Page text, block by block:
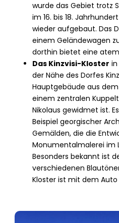
wurde das Gebiet trotz
im 16. bis 18.
wieder aufgebaut. Das
einem Geländewagen
dorthin bietet eine
Das Kinzvisi-Kloster
der Nähe des Dorfes
Hauptgebäude aus dem
einem zentralen
Nikolaus gewidmet ist.
Beispiel georgischer
Gemälden, die die
Monumentalmalerei im
Besonders bekannt ist
verschiedenen
Kloster ist mit dem